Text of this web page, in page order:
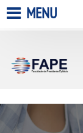
A FACULDADE
MENU